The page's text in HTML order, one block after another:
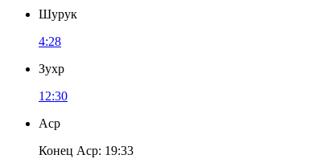
Шурук
4:28
Зухр
12:30
Аср
Конец Аср: 19:33